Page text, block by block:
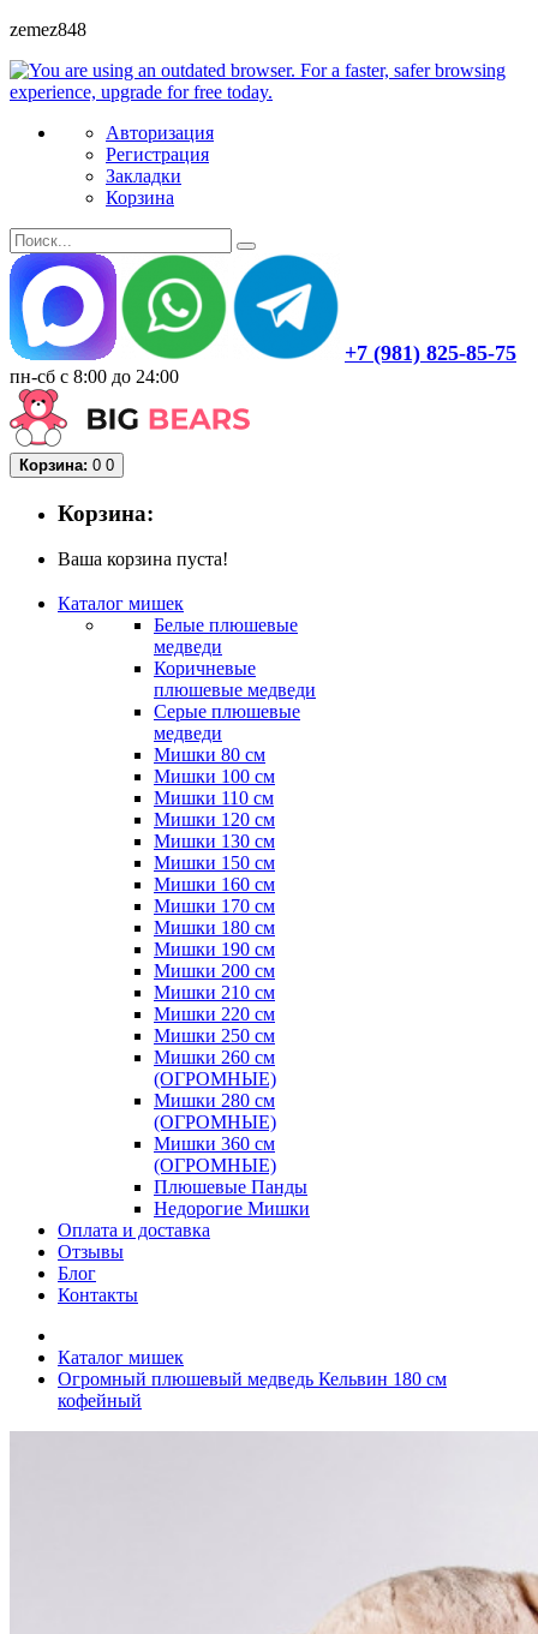
zemez848
Авторизация
Регистрация
Закладки
Корзина
+7 (981) 825-85-75
пн-сб с 8:00 до 24:00
Корзина: 0 0
Корзина:
Ваша корзина пуста!
Каталог мишек
Белые плюшевые
медведи
Коричневые
плюшевые медведи
Серые плюшевые
медведи
Мишки 80 см
Мишки 100 см
Мишки 110 см
Мишки 120 см
Мишки 130 см
Мишки 150 см
Мишки 160 см
Мишки 170 см
Мишки 180 см
Мишки 190 см
Мишки 200 см
Мишки 210 см
Мишки 220 см
Мишки 250 см
Мишки 260 см
(ОГРОМНЫЕ)
Мишки 280 см
(ОГРОМНЫЕ)
Мишки 360 см
(ОГРОМНЫЕ)
Плюшевые Панды
Недорогие Мишки
Оплата и доставка
Отзывы
Блог
Контакты
Каталог мишек
Огромный плюшевый медведь Кельвин 180 см
кофейный